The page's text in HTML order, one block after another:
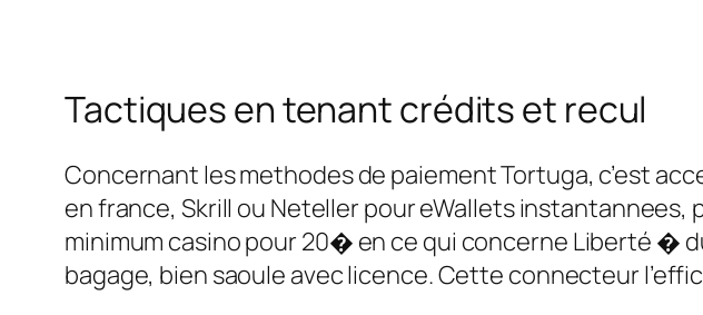
Tactiques en tenant crédits et recul
Concernant les methodes de paiement Tortuga, c’est
en france, Skrill ou Neteller pour eWallets
minimum casino pour 20� en ce qui concerne Liberté �
bagage, bien saoule avec licence. Cette connecteur